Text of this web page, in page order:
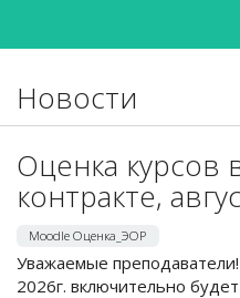
Новости
Оценка курсов
контракте,
Moodle Оценка_ЭОР
Уважаемые преподаватели!
2026г. включительно
электронных курсов на
Подробнее →